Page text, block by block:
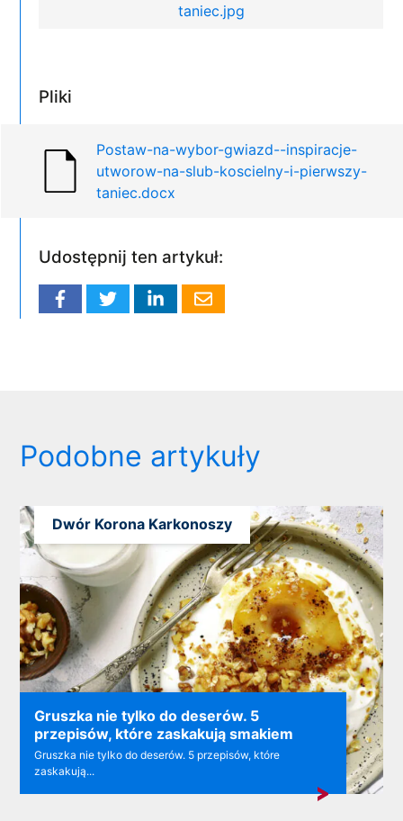
taniec.jpg
Pliki
Postaw-na-wybor-gwiazd--inspiracje-
utworow-na-slub-koscielny-i-pierwszy-
taniec.docx
Udostępnij ten artykuł:
Podobne artykuły
Gruszka nie tylko do deserów. 5
przepisów, które zaskakują smakiem
Gruszka nie tylko do deserów. 5 przepisów, które
zaskakują...
Dwór Korona Karkonoszy